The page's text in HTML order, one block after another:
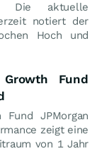
Die aktuelle
notiert der
Hoch und
Fund
JPMorgan
zeigt eine
von 1 Jahr